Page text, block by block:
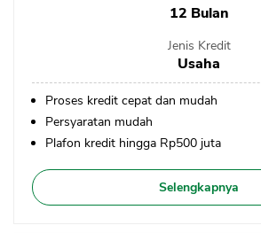
12 Bulan
Jenis Kredit
Usaha
Proses kredit cepat dan mudah
Persyaratan mudah
Plafon kredit hingga Rp500 juta
Selengkapnya